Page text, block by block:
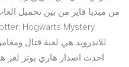
من ميديا فاير من بين تحميل
للاندرويد هي لعبة قتال
احدث اصدار هاري بوتر لغز